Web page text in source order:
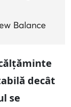
Balance
decât
se